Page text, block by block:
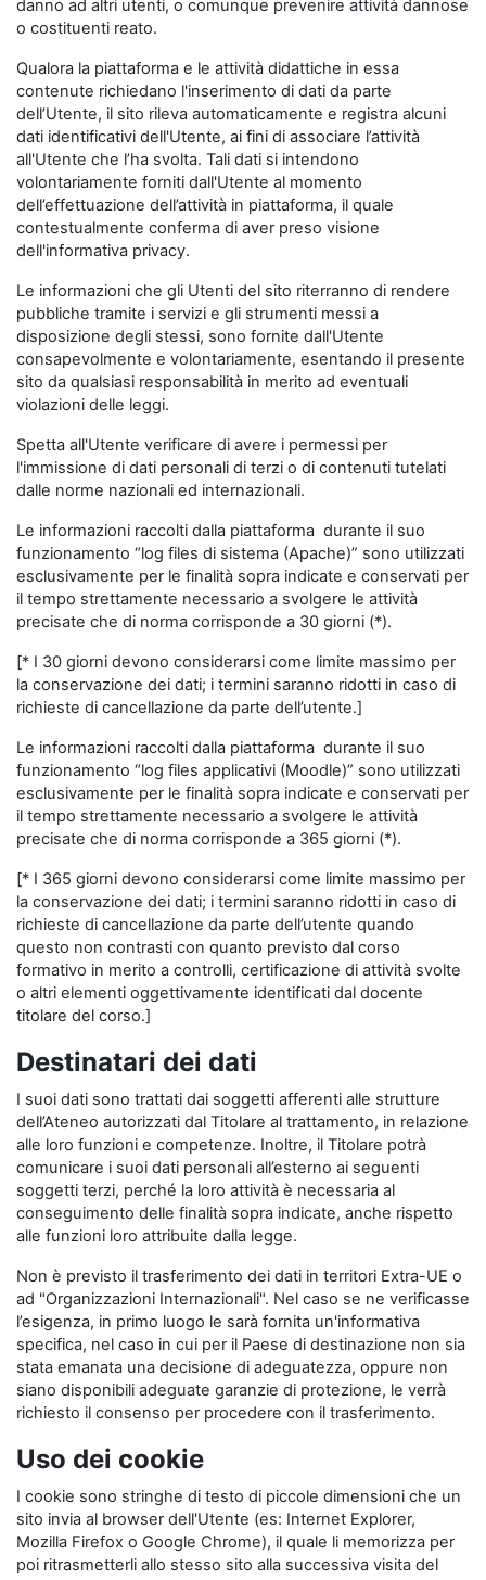
danno ad altri utenti, o comunque prevenire attività dannose
o costituenti reato.
Qualora la piattaforma e le attività didattiche in essa
contenute richiedano l'inserimento di dati da parte
dell’Utente, il sito rileva automaticamente e registra alcuni
dati identificativi dell'Utente, ai fini di associare l’attività
all'Utente che l’ha svolta. Tali dati si intendono
volontariamente forniti dall'Utente al momento
dell’effettuazione dell’attività in piattaforma, il quale
contestualmente conferma di aver preso visione
dell'informativa privacy.
Le informazioni che gli Utenti del sito riterranno di rendere
pubbliche tramite i servizi e gli strumenti messi a
disposizione degli stessi, sono fornite dall'Utente
consapevolmente e volontariamente, esentando il presente
sito da qualsiasi responsabilità in merito ad eventuali
violazioni delle leggi.
Spetta all'Utente verificare di avere i permessi per
l'immissione di dati personali di terzi o di contenuti tutelati
dalle norme nazionali ed internazionali.
Le informazioni raccolti dalla piattaforma durante il suo
funzionamento “log files di sistema (Apache)” sono utilizzati
esclusivamente per le finalità sopra indicate e conservati per
il tempo strettamente necessario a svolgere le attività
precisate che di norma corrisponde a 30 giorni (*).
[* I 30 giorni devono considerarsi come limite massimo per
la conservazione dei dati; i termini saranno ridotti in caso di
richieste di cancellazione da parte dell’utente.]
Le informazioni raccolti dalla piattaforma durante il suo
funzionamento “log files applicativi (Moodle)” sono utilizzati
esclusivamente per le finalità sopra indicate e conservati per
il tempo strettamente necessario a svolgere le attività
precisate che di norma corrisponde a 365 giorni (*).
[* I 365 giorni devono considerarsi come limite massimo per
la conservazione dei dati; i termini saranno ridotti in caso di
richieste di cancellazione da parte dell’utente quando
questo non contrasti con quanto previsto dal corso
formativo in merito a controlli, certificazione di attività svolte
o altri elementi oggettivamente identificati dal docente
titolare del corso.]
Destinatari dei dati
I suoi dati sono trattati dai soggetti afferenti alle strutture
dell’Ateneo autorizzati dal Titolare al trattamento, in relazione
alle loro funzioni e competenze. Inoltre, il Titolare potrà
comunicare i suoi dati personali all’esterno ai seguenti
soggetti terzi, perché la loro attività è necessaria al
conseguimento delle finalità sopra indicate, anche rispetto
alle funzioni loro attribuite dalla legge.
Non è previsto il trasferimento dei dati in territori Extra-UE o
ad "Organizzazioni Internazionali". Nel caso se ne verificasse
l’esigenza, in primo luogo le sarà fornita un'informativa
specifica, nel caso in cui per il Paese di destinazione non sia
stata emanata una decisione di adeguatezza, oppure non
siano disponibili adeguate garanzie di protezione, le verrà
richiesto il consenso per procedere con il trasferimento.
Uso dei cookie
I cookie sono stringhe di testo di piccole dimensioni che un
sito invia al browser dell'Utente (es: Internet Explorer,
Mozilla Firefox o Google Chrome), il quale li memorizza per
poi ritrasmetterli allo stesso sito alla successiva visita del